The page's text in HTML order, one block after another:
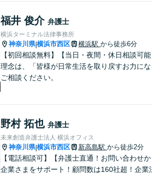
福井 俊介 弁護士
横浜ターミナル法律事務所
神奈川県|横浜市西区 横浜駅 から徒歩6分
【初回相談無料】【当日・夜間・休日相談可
理念は、「皆様が日常生活を取り戻すお力に
ご相談ください。
野村 拓也 弁護士
未来創造弁護士法人 横浜オフィス
神奈川県|横浜市西区 新高島駅 から徒歩2分
【電話相談可】【弁護士直通！お問い合わせ
企業さまをサポート！顧問数は160社超！企